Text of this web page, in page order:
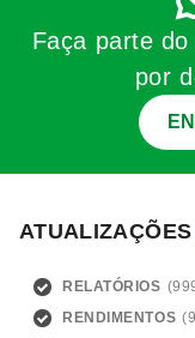
Faça parte
por
ATUALIZAÇÕES
RELATÓRIOS
RENDIMENTOS